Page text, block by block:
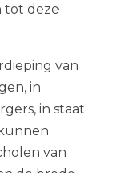
tot deze
van
in
in staat
van